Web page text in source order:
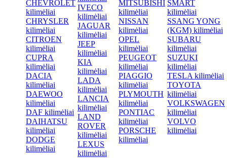
CHEVROLET
kilimėliai
CHRYSLER
kilimėliai
CITROEN
kilimėliai
CUPRA
kilimėliai
DACIA
kilimėliai
DAEWOO
kilimėliai
DAF kilimėliai
DAIHATSU
kilimėliai
DODGE
kilimėliai
IVECO
kilimėliai
JAGUAR
kilimėliai
JEEP
kilimėliai
KIA
kilimėliai
LADA
kilimėliai
LANCIA
kilimėliai
LAND
ROVER
kilimėliai
LEXUS
kilimėliai
MITSUBISHI
kilimėliai
NISSAN
kilimėliai
OPEL
kilimėliai
PEUGEOT
kilimėliai
PIAGGIO
kilimėliai
PLYMOUTH
kilimėliai
PONTIAC
kilimėliai
PORSCHE
kilimėliai
SMART
kilimėliai
SSANG YONG
(KGM) kilimėliai
SUBARU
kilimėliai
SUZUKI
kilimėliai
TESLA kilimėliai
TOYOTA
kilimėliai
VOLKSWAGEN
kilimėliai
VOLVO
kilimėliai